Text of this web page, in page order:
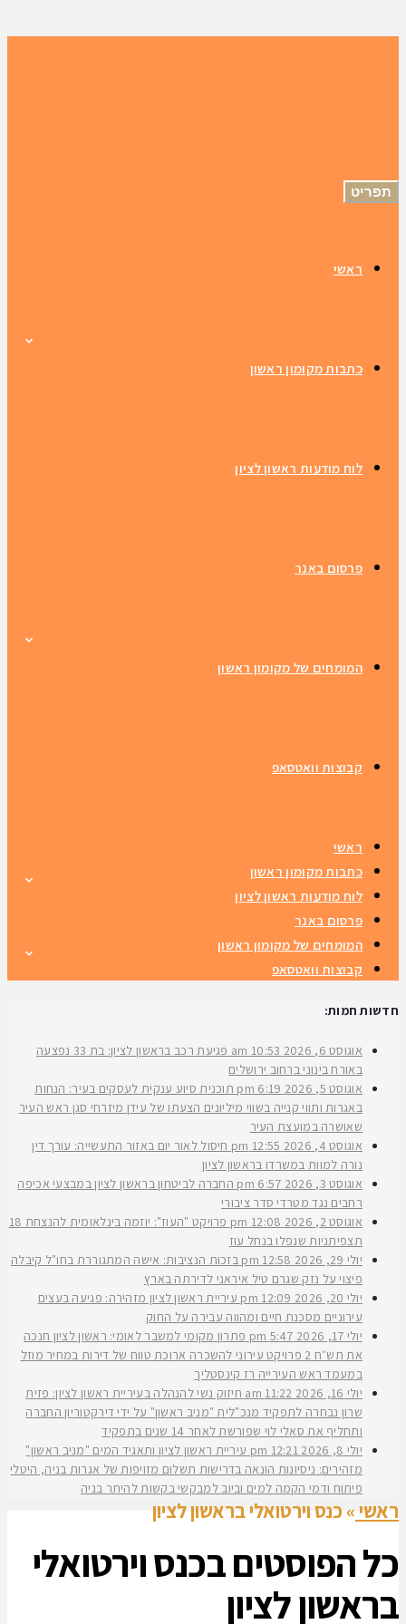
תפריט
ראשי
כתבות מקומון ראשון
לוח מודעות ראשון לציון
פרסום באנר
המומחים של מקומון ראשון
קבוצות וואטסאפ
ראשי
כתבות מקומון ראשון
לוח מודעות ראשון לציון
פרסום באנר
המומחים של מקומון ראשון
קבוצות וואטסאפ
חדשות חמות:
אוגוסט 6, 2026 10:53 am
פגיעת רכב בראשון לציון: בת 33 נפצעה
באורח בינוני ברחוב ירושלים
אוגוסט 5, 2026
6:19 pm
תוכנית סיוע ענקית לעסקים בעיר: הנחות
באגרות ותווי קנייה בשווי מיליונים הצעתו של עידן מיזרחי סגן ראש העיר
שאושרה במועצת העיר
אוגוסט 4, 2026
12:55 pm
חיסול לאור יום באזור התעשייה: עורך דין
נורה למוות במשרדו בראשון לציון
אוגוסט 3, 2026
6:57 pm
החברה לביטחון בראשון לציון במבצעי אכיפה
רחבים נגד מטרדי סדר ציבורי
אוגוסט 2, 2026
12:08 pm
פרויקט "העוז": יוזמה בינלאומית להנצחת 18
תצפיתניות שנפלו בנחל עוז
יולי 29, 2026
12:58 pm
בזכות הנציבות: אישה המתגוררת בחו"ל קיבלה
פיצוי על נזק שגרם טיל איראני לדירתה בארץ
יולי 20, 2026
12:09 pm
עיריית ראשון לציון מזהירה: פגיעה בעצים
עירוניים מסכנת חיים ומהווה עבירה על החוק
יולי 17, 2026
5:47 pm
פתרון מקומי למשבר לאומי: ראשון לציון חנכה
את תש״ח 2 פרויקט עירוני להשכרה ארוכת טווח של דירות במחיר מוזל
במעמד ראש העירייה רז קינסטליך
יולי 16, 2026
11:22 am
חיזוק נשי להנהלה בעיריית ראשון לציון: פזית
שרון נבחרה לתפקיד מנכ"לית "מניב ראשון" על ידי דירקטוריון החברה
ותחליף את סאלי לוי שפורשת לאחר 14 שנים בתפקיד
יולי 8, 2026
12:21 pm
עיריית ראשון לציון ותאגיד המים "מניב ראשון"
מזהירים: ניסיונות הונאה בדרישות תשלום מזויפות של אגרות בניה, היטלי
פיתוח ודמי הקמה למים וביוב למבקשי בקשות להיתר בניה
ראשי» כנס וירטואלי בראשון לציון
כל הפוסטים בכנס וירטואלי
בראשון לציון